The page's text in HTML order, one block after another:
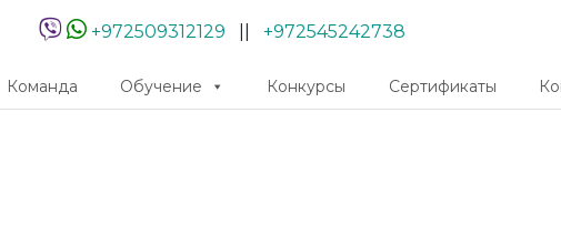
+972509312129 +972545242738
Команда Обучение Конкурсы Сертификаты